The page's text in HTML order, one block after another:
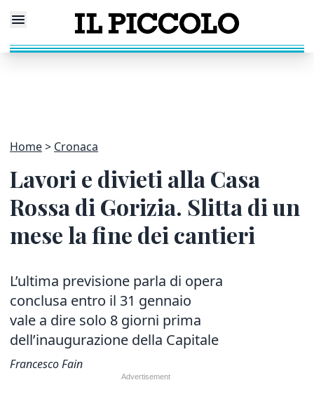
Home Cronaca
Lavori e divieti alla Casa
Rossa di Gorizia. Slitta di un
mese la fine dei cantieri
L’ultima previsione parla di opera
conclusa entro il 31 gennaio
vale a dire solo 8 giorni prima
dell’inaugurazione della Capitale
Francesco Fain